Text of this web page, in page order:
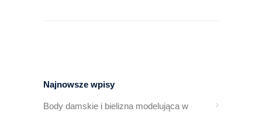
Najnowsze wpisy
Body damskie i bielizna modelująca w